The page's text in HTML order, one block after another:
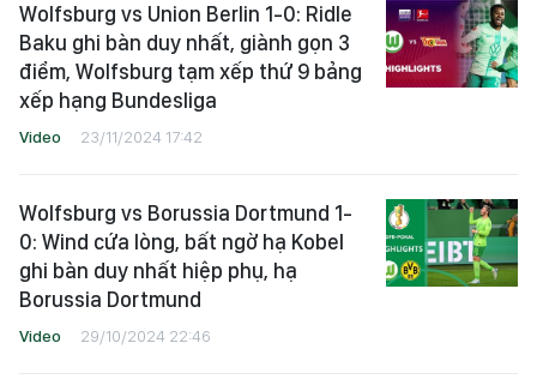
Wolfsburg vs Union Berlin 1-0: Ridle
Baku ghi bàn duy nhất, giành gọn 3
điểm, Wolfsburg tạm xếp thứ 9 bảng
xếp hạng Bundesliga
Video 23/11/2024 17:42
Wolfsburg vs Borussia Dortmund 1-
0: Wind cứa lòng, bất ngờ hạ Kobel
ghi bàn duy nhất hiệp phụ, hạ
Borussia Dortmund
Video 29/10/2024 22:46